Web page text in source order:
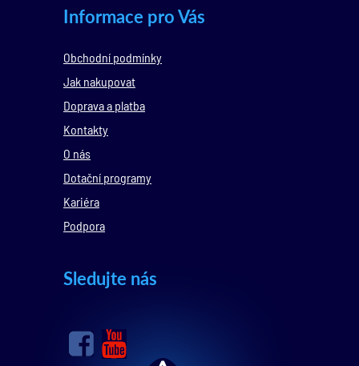
Informace pro Vás
Obchodní podmínky
Jak nakupovat
Doprava a platba
Kontakty
O nás
Dotační programy
Kariéra
Podpora
Sledujte nás